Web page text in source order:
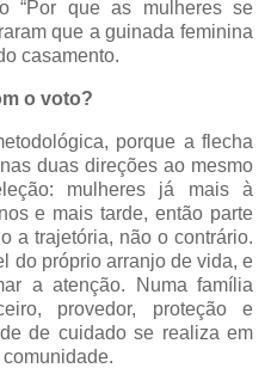
“Por que as mulheres se
que a guinada feminina
casamento.
o voto?
porque a flecha
duas direções ao mesmo
mulheres já mais à
e mais tarde, então parte
a trajetória, não o contrário.
do próprio arranjo de vida, e
a atenção. Numa família
provedor, proteção e
de cuidado se realiza em